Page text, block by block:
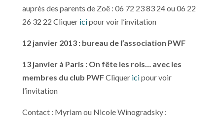
auprès des parents de Zoë : 06 72 23 83 24 ou 06 22
26 32 22 Cliquer icipour voir l’invitation
12 janvier 2013 : bureau de l’association PWF
13 janvier à Paris : On fête les rois… avec les
membres du club PWFCliquer icipour voir
l’invitation
Contact : Myriam ou Nicole Winogradsky :